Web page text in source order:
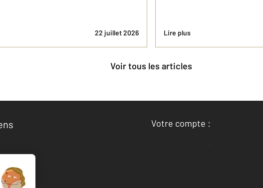
22 juillet 2026 Lire plus
Voir tous les articles
Votre compte :
Accéder à mon compte